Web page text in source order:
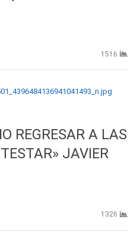
1516
REGRESAR A LAS
JAVIER
1326